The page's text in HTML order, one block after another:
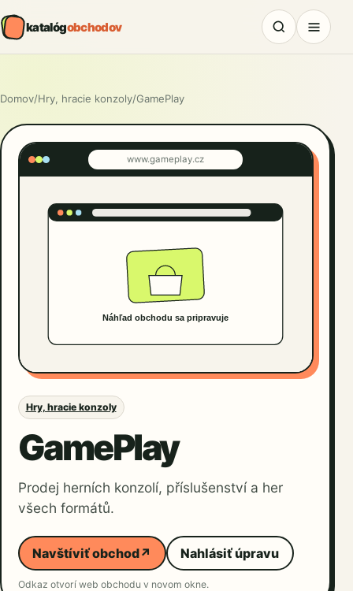
katalógobchodov
Domov/Hry, hracie konzoly/GamePlay
www.gameplay.cz
Hry, hracie konzoly
GamePlay
Prodej herních konzolí, příslušenství a her
všech formátů.
Navštíviť obchod↗ Nahlásiť úpravu
Odkaz otvorí web obchodu v novom okne.